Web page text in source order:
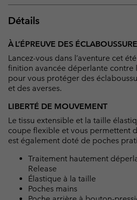
Détails
À L’ÉPREUVE DES
Lancez-vous dans l’aventure cet
finition avancée déperlante contre
pour vous protéger des
et des averses.
LIBERTÉ DE MOUVEMENT
Le tissu extensible et la taille
coupe flexible et vous permettent
est également doté de poches
Traitement hautement
Release
Élastique à la taille
Poches mains